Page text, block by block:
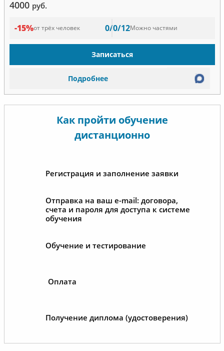
4000 руб.
-15%от трёх человек 0/0/12Можно частями
Записаться
Подробнее
Как пройти обучение
дистанционно
Регистрация и заполнение заявки
Отправка на ваш e-mail: договора,
счета и пароля для доступа к системе
обучения
Обучение и тестирование
Оплата
Получение диплома (удостоверения)